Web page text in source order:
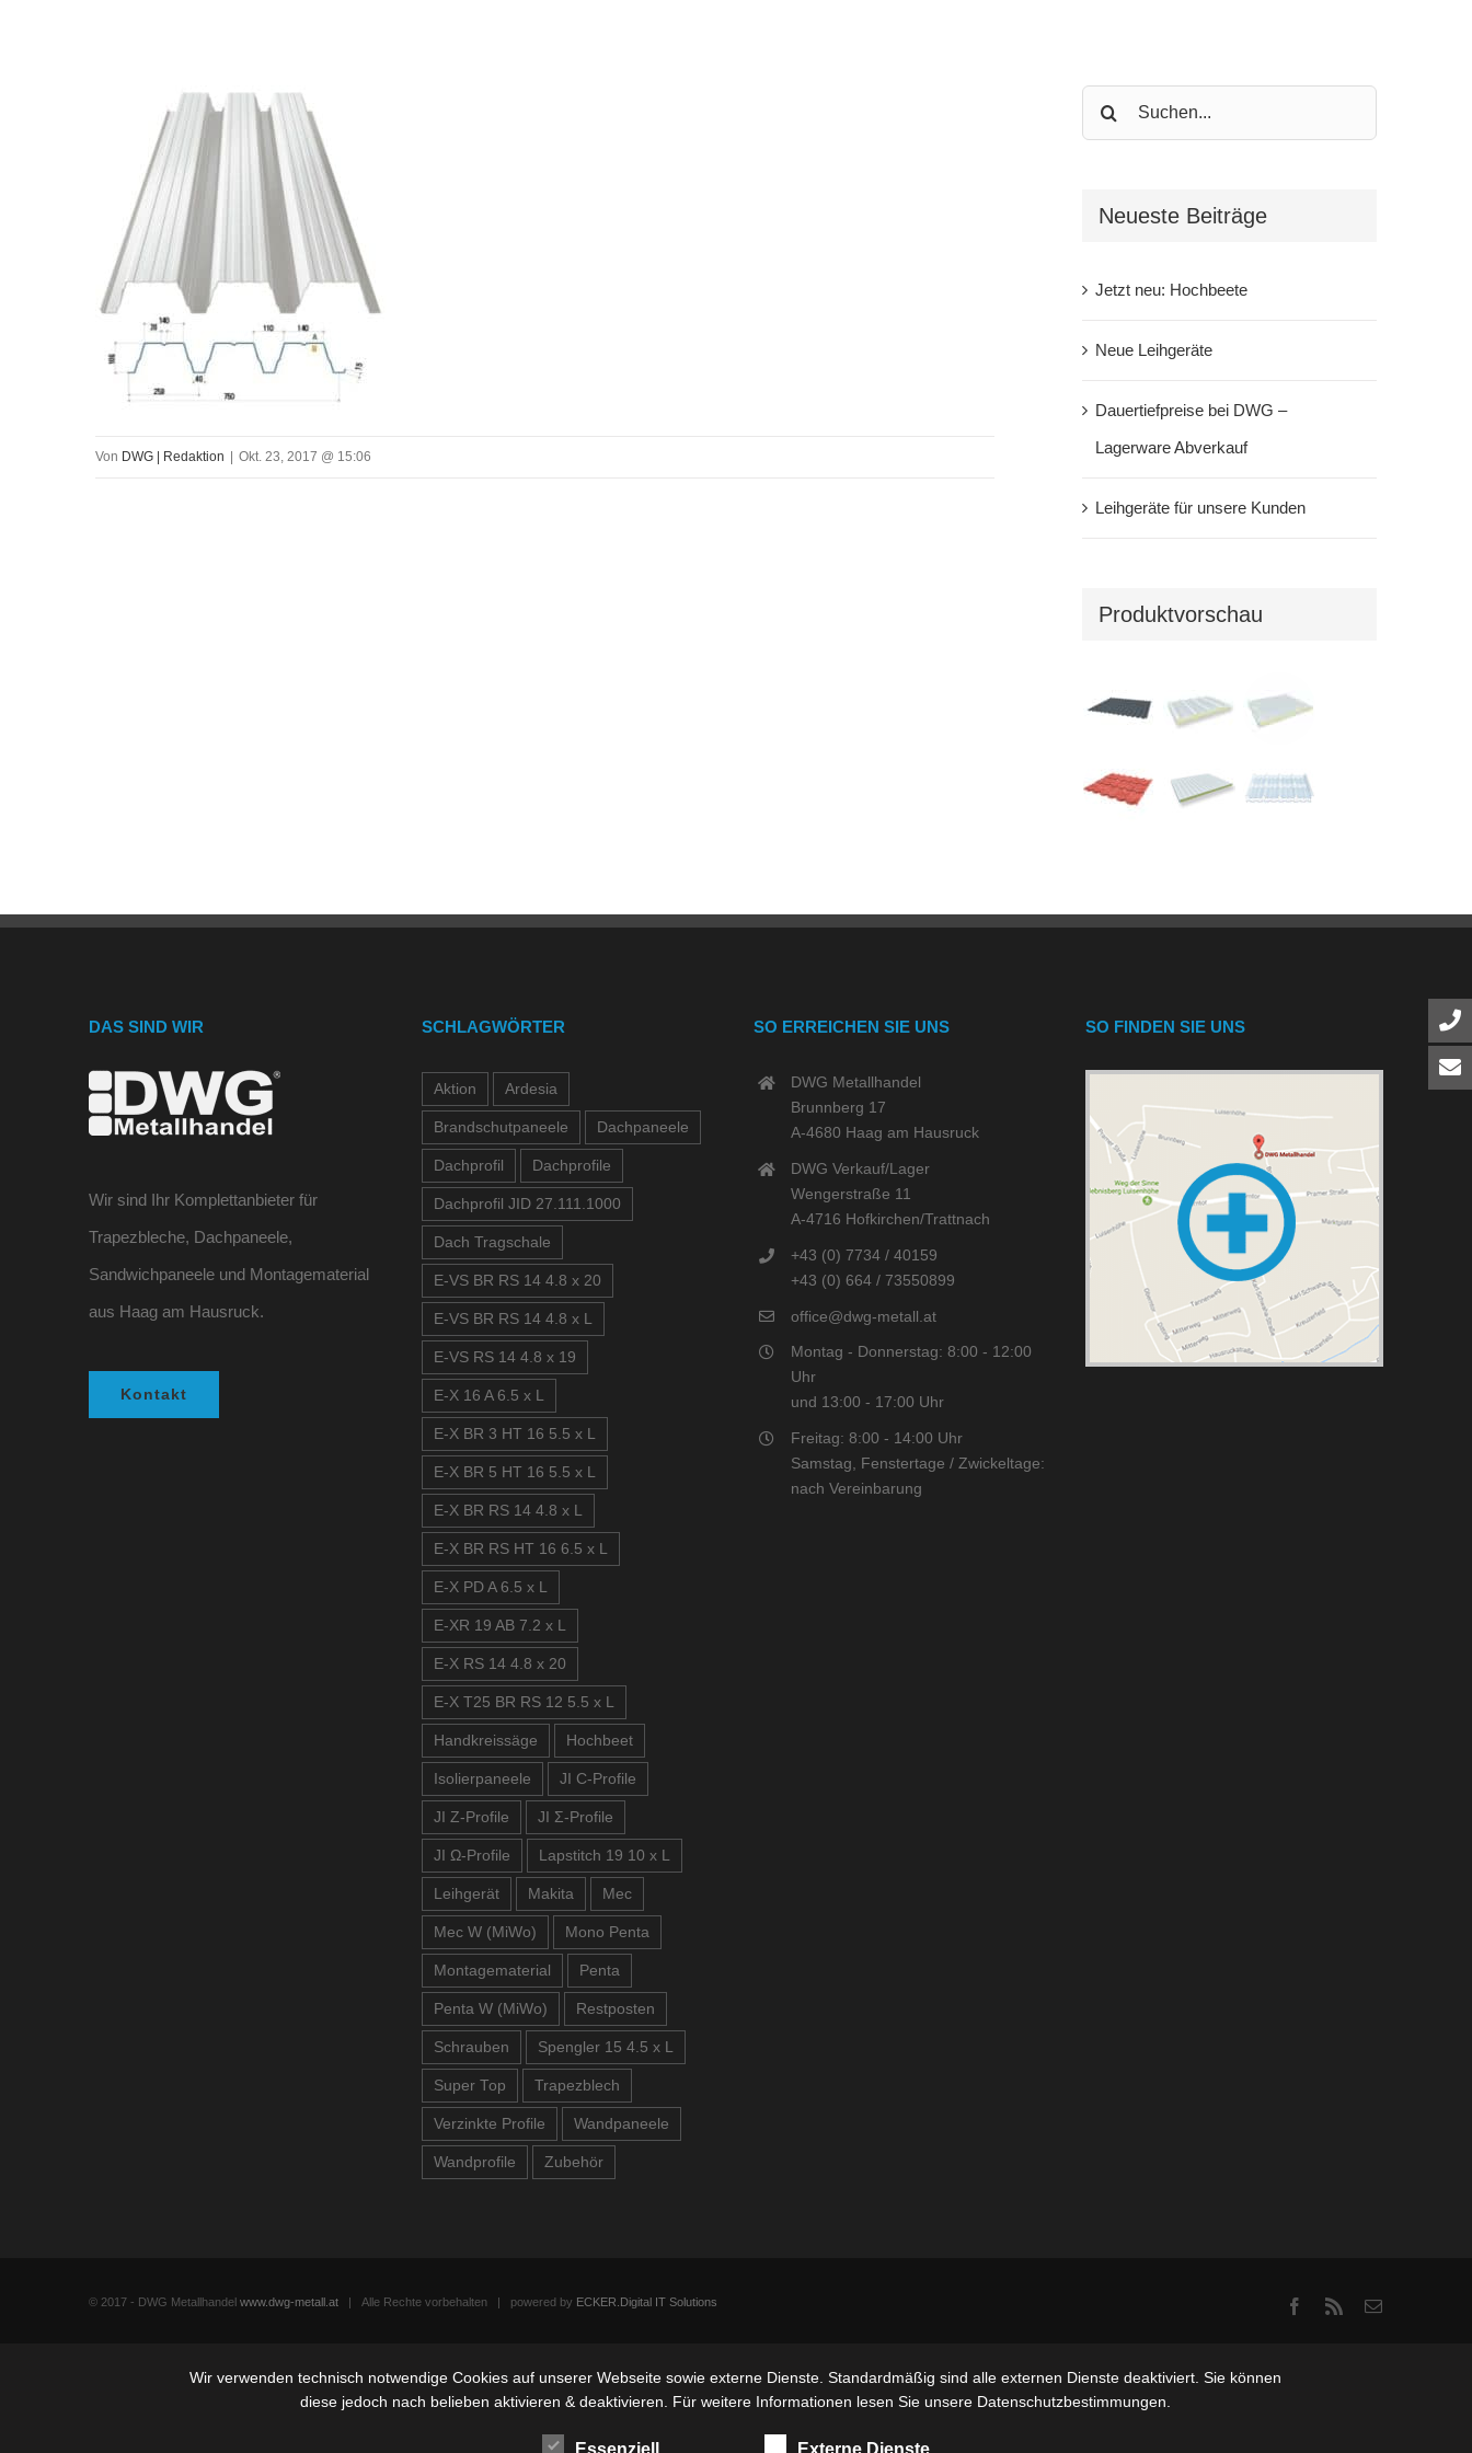
Von DWG | Redaktion Okt. 23, 2017 @ 15:06
Search
for:
Neueste Beiträge
Jetzt neu: Hochbeete
Neue Leihgeräte
Dauertiefpreise bei DWG –
Lagerware Abverkauf
Leihgeräte für unsere Kunden
Produktvorschau
DAS SIND WIR
Wir sind Ihr Komplettanbieter für
Trapezbleche, Dachpaneele,
Sandwichpaneele und Montagematerial
aus Haag am Hausruck.
Kontakt
SCHLAGWÖRTER
Aktion Ardesia
Brandschutpaneele Dachpaneele
Dachprofil Dachprofile
Dachprofil JID 27.111.1000
Dach Tragschale
E-VS BR RS 14 4.8 x 20
E-VS BR RS 14 4.8 x L
E-VS RS 14 4.8 x 19
E-X 16 A 6.5 x L
E-X BR 3 HT 16 5.5 x L
E-X BR 5 HT 16 5.5 x L
E-X BR RS 14 4.8 x L
E-X BR RS HT 16 6.5 x L
E-X PD A 6.5 x L
E-XR 19 AB 7.2 x L
E-X RS 14 4.8 x 20
E-X T25 BR RS 12 5.5 x L
Handkreissäge Hochbeet
Isolierpaneele JI C-Profile
JI Z-Profile JI Σ-Profile
JI Ω-Profile Lapstitch 19 10 x L
Leihgerät Makita Mec
Mec W (MiWo) Mono Penta
Montagematerial Penta
Penta W (MiWo) Restposten
Schrauben Spengler 15 4.5 x L
Super Top Trapezblech
Verzinkte Profile Wandpaneele
Wandprofile Zubehör
SO ERREICHEN SIE UNS
DWG Metallhandel
Brunnberg 17
A-4680 Haag am Hausruck
DWG Verkauf/Lager
Wengerstraße 11
A-4716 Hofkirchen/Trattnach
+43 (0) 7734 / 40159
+43 (0) 664 / 73550899
office@dwg-metall.at
Montag - Donnerstag: 8:00 - 12:00
Uhr
und 13:00 - 17:00 Uhr
Freitag: 8:00 - 14:00 Uhr
Samstag, Fenstertage / Zwickeltage:
nach Vereinbarung
SO FINDEN SIE UNS
© 2017 - DWG Metallhandelwww.dwg-metall.at | Alle Rechte vorbehalten | powered by ECKER.Digital IT Solutions Facebook
Rss Email
Wir verwenden technisch notwendige Cookies auf unserer Webseite sowie externe Dienste. Standardmäßig sind alle externen Dienste deaktiviert. Sie können
diese jedoch nach belieben aktivieren & deaktivieren. Für weitere Informationen lesen Sie unsere Datenschutzbestimmungen.
Essenziell Externe Dienste